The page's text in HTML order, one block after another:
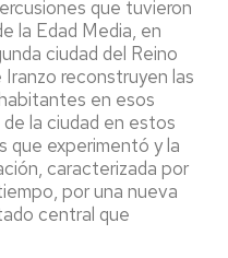
que tuvieron
la Edad Media, en
ciudad del Reino
reconstruyen las
en esos
la ciudad en estos
experimentó y la
caracterizada por
por una nueva
central que